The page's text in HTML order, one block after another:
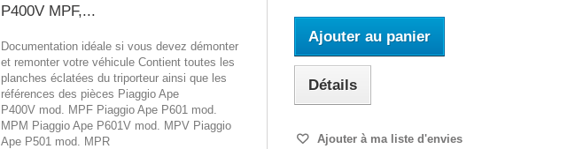
P400V MPF,...
Documentation idéale si vous devez démonter
et remonter votre véhicule Contient toutes les
planches éclatées du triporteur ainsi que les
références des pièces Piaggio Ape
P400V mod. MPF Piaggio Ape P601 mod.
MPM Piaggio Ape P601V mod. MPV Piaggio
Ape P501 mod. MPR
Ajouter au panier
Détails
Ajouter à ma liste d'envies